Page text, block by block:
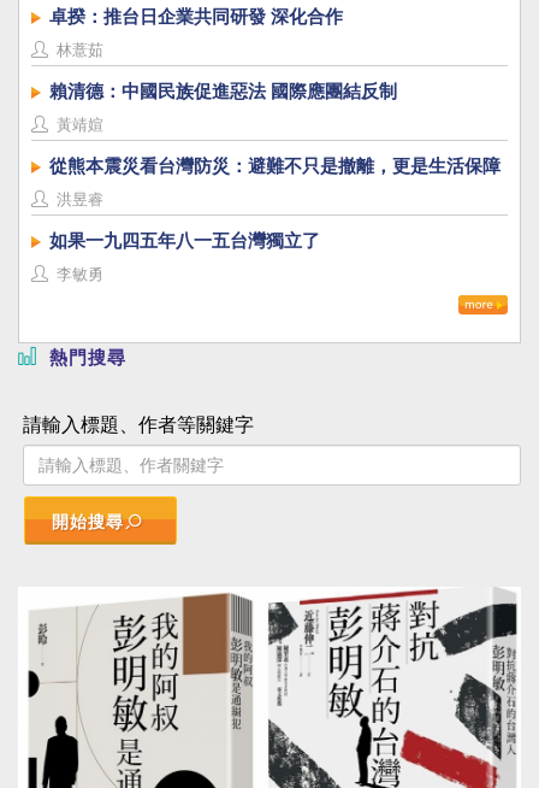
卓揆：推台日企業共同研發 深化合作
林薏茹
賴清德：中國民族促進惡法 國際應團結反制
黃靖媗
從熊本震災看台灣防災：避難不只是撤離，更是生活保障
洪昱睿
如果一九四五年八一五台灣獨立了
李敏勇
熱門搜尋
請輸入標題、作者等關鍵字
開始搜尋